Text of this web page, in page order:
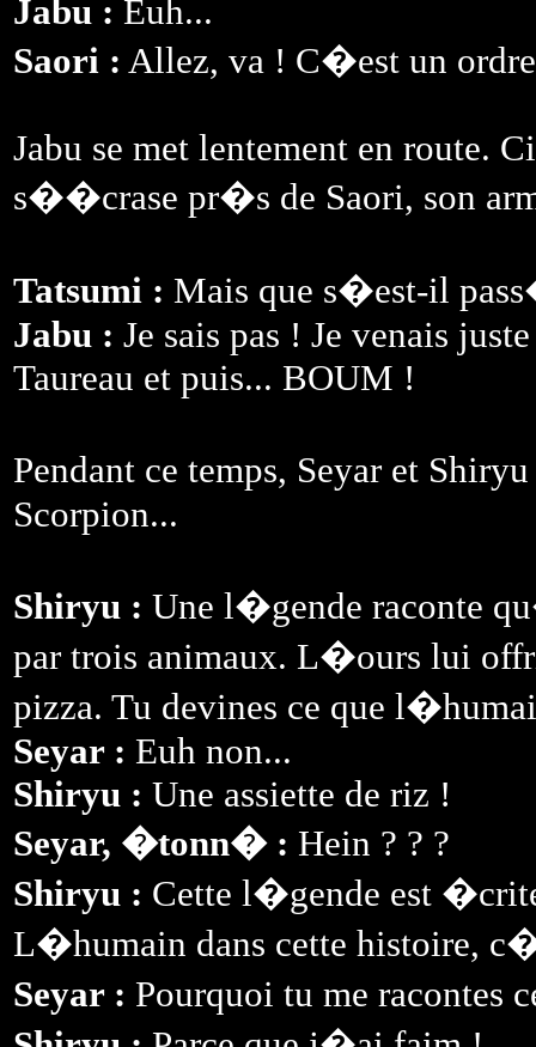
Jabu : Euh...
Saori : Allez, va ! C�est un
Jabu se met lentement en route.
s��crase pr�s de Saori, son
Tatsumi : Mais que s�est-il
Jabu : Je sais pas ! Je venais
Taureau et puis... BOUM !
Pendant ce temps, Seyar et
Scorpion...
Shiryu : Une l�gende raconte
par trois animaux. L�ours lui
pizza. Tu devines ce que
Seyar : Euh non...
Shiryu : Une assiette de riz !
Seyar, �tonn� : Hein ? ? ?
Shiryu : Cette l�gende est
L�humain dans cette histoire,
Seyar : Pourquoi tu me